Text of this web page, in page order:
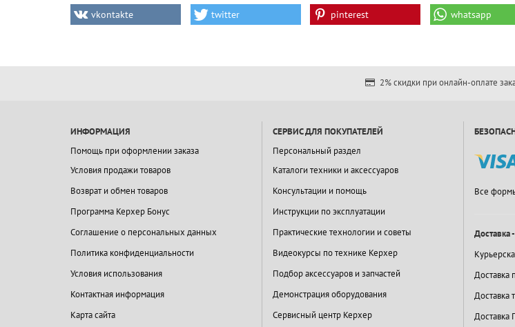
vkontakte twitter pinterest whatsapp
2% скидки при онлайн-оплате
ИНФОРМАЦИЯ
Помощь при оформлении заказа
Условия продажи товаров
Возврат и обмен товаров
Программа Керхер Бонус
Соглашение о персональных данных
Политика конфиденциальности
Условия использования
Контактная информация
Карта сайта
СЕРВИС ДЛЯ ПОКУПАТЕЛЕЙ
Персональный раздел
Каталоги техники и аксессуаров
Консультации и помощь
Инструкции по эксплуатации
Практические технологии и советы
Видеокурсы по технике Керхер
Подбор аксессуаров и запчастей
Демонстрация оборудования
Сервисный центр Керхер
Все
Доставка
Доставка
Доставка
Доставка